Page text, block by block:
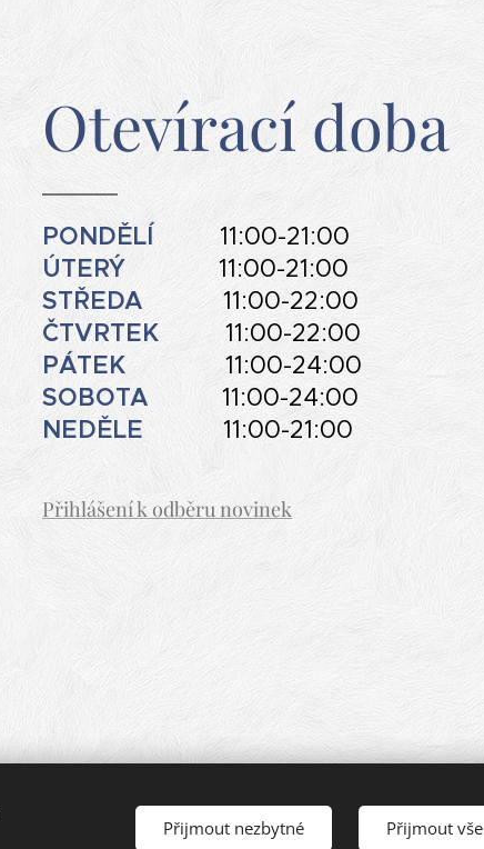
Otevírací doba
PONDĚLÍ 11:00-21:00
ÚTERÝ 11:00-21:00
STŘEDA 11:00-22:00
ČTVRTEK 11:00-22:00
PÁTEK 11:00-24:00
SOBOTA 11:00-24:00
NEDĚLE
11:00-21:00
Přihlášení k odběru novinek
Přijmout nezbytné Přijmout vše